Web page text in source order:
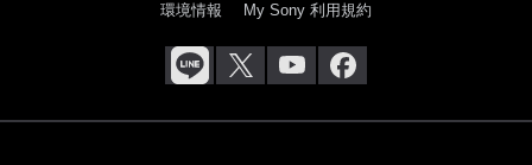
環境情報
My Sony 利用規約